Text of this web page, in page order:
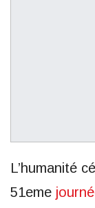
L’humanité
51eme